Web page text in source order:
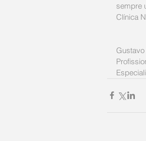
sempre
Clínica